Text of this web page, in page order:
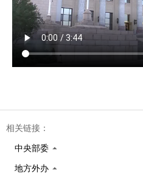
相关链接：
中央部委
地方外办